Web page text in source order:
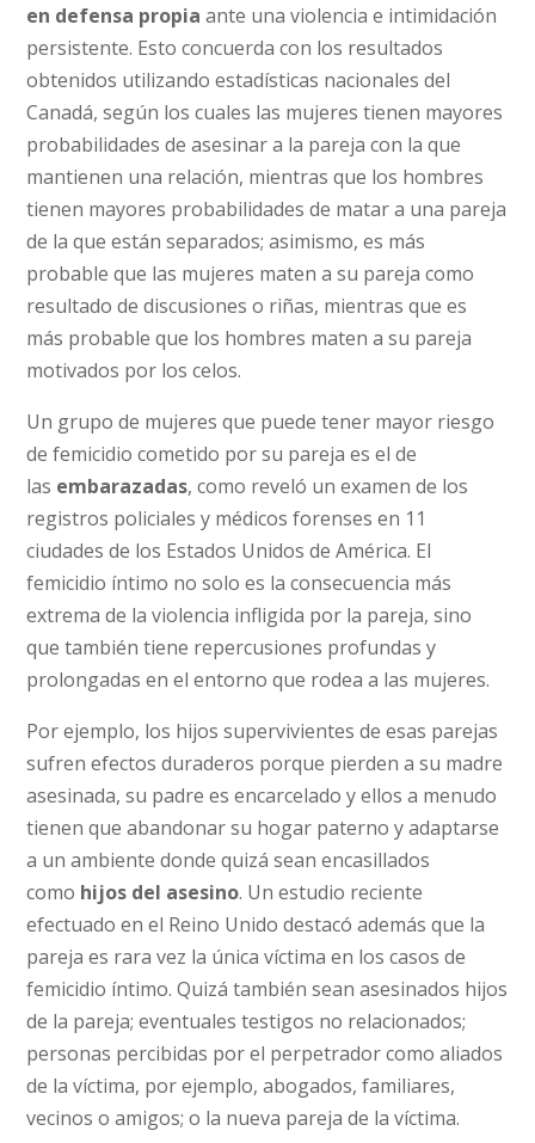
en defensa propia ante una violencia e intimidación
persistente. Esto concuerda con los resultados
obtenidos utilizando estadísticas nacionales del
Canadá, según los cuales las mujeres tienen mayores
probabilidades de asesinar a la pareja con la que
mantienen una relación, mientras que los hombres
tienen mayores probabilidades de matar a una pareja
de la que están separados; asimismo, es más
probable que las mujeres maten a su pareja como
resultado de discusiones o riñas, mientras que es
más probable que los hombres maten a su pareja
motivados por los celos.
Un grupo de mujeres que puede tener mayor riesgo
de femicidio cometido por su pareja es el de
las embarazadas, como reveló un examen de los
registros policiales y médicos forenses en 11
ciudades de los Estados Unidos de América. El
femicidio íntimo no solo es la consecuencia más
extrema de la violencia infligida por la pareja, sino
que también tiene repercusiones profundas y
prolongadas en el entorno que rodea a las mujeres.
Por ejemplo, los hijos supervivientes de esas parejas
sufren efectos duraderos porque pierden a su madre
asesinada, su padre es encarcelado y ellos a menudo
tienen que abandonar su hogar paterno y adaptarse
a un ambiente donde quizá sean encasillados
como hijos del asesino. Un estudio reciente
efectuado en el Reino Unido destacó además que la
pareja es rara vez la única víctima en los casos de
femicidio íntimo. Quizá también sean asesinados hijos
de la pareja; eventuales testigos no relacionados;
personas percibidas por el perpetrador como aliados
de la víctima, por ejemplo, abogados, familiares,
vecinos o amigos; o la nueva pareja de la víctima.